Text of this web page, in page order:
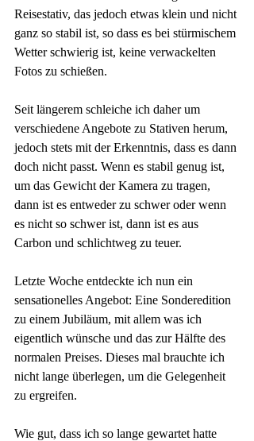
Reisestativ, das jedoch etwas klein und nicht
ganz so stabil ist, so dass es bei stürmischem
Wetter schwierig ist, keine verwackelten
Fotos zu schießen.
Seit längerem schleiche ich daher um
verschiedene Angebote zu Stativen herum,
jedoch stets mit der Erkenntnis, dass es dann
doch nicht passt. Wenn es stabil genug ist,
um das Gewicht der Kamera zu tragen,
dann ist es entweder zu schwer oder wenn
es nicht so schwer ist, dann ist es aus
Carbon und schlichtweg zu teuer.
Letzte Woche entdeckte ich nun ein
sensationelles Angebot: Eine Sonderedition
zu einem Jubiläum, mit allem was ich
eigentlich wünsche und das zur Hälfte des
normalen Preises. Dieses mal brauchte ich
nicht lange überlegen, um die Gelegenheit
zu ergreifen.
Wie gut, dass ich so lange gewartet hatte